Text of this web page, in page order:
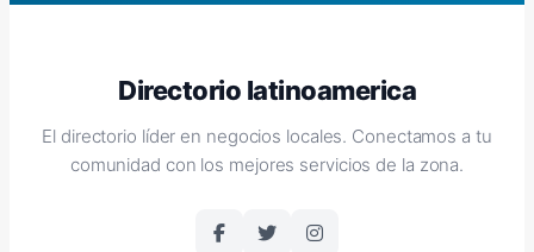
Directorio latinoamerica
El directorio líder en negocios locales. Conectamos a tu
comunidad con los mejores servicios de la zona.